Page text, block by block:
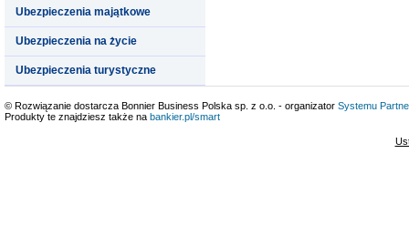
Ubezpieczenia majątkowe
Ubezpieczenia na życie
Ubezpieczenia turystyczne
© Rozwiązanie dostarcza Bonnier Business Polska sp. z o.o. - organizator Systemu
Produkty te znajdziesz także na bankier.pl/smart